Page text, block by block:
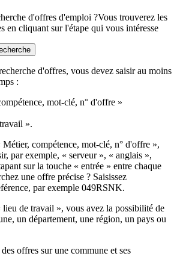
d'offres d'emploi ?Vous trouverez les
en cliquant sur l'étape qui vous intéresse
d'offres, vous devez saisir au moins
:
mot-clé, n° d'offre »
».
compétence, mot-clé, n° d'offre »,
par exemple, « serveur », « anglais »,
sur la touche « entrée » entre chaque
une offre précise ? Saisissez
par exemple 049RSNK.
lieu de travail », vous avez la possibilité de
un département, une région, un pays ou
offres sur une commune et ses